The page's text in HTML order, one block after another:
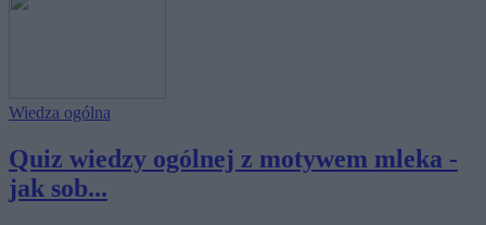
Wiedza ogólna
Quiz wiedzy ogólnej z motywem mleka -
jak sob...